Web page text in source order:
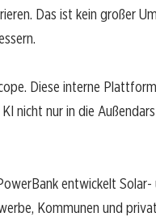
Das ist kein großer
Diese interne
nicht nur in die
entwickelt
Kommunen und